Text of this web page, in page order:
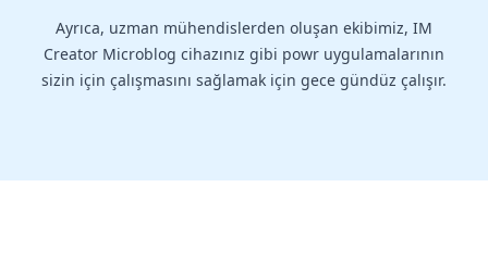
Ayrıca, uzman mühendislerden oluşan ekibimiz, IM
Creator Microblog cihazınız gibi powr uygulamalarının
sizin için çalışmasını sağlamak için gece gündüz çalışır.